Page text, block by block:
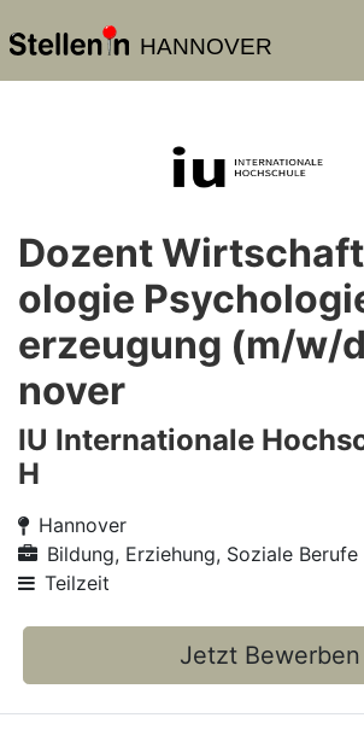
HANNOVER
Dozent
ologie
erzeugung (m/w/
nover
IU Internationale
H
Hannover
Bildung, Erziehung, Soziale Berufe
Teilzeit
Jetzt Bewerben